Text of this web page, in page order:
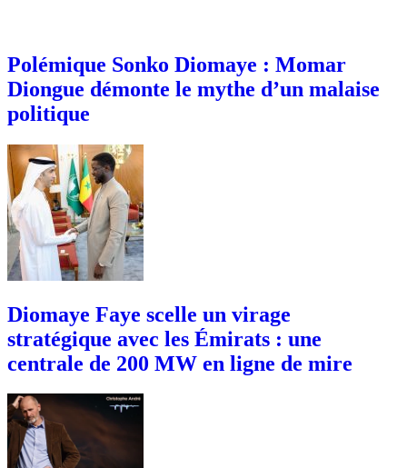
Polémique Sonko Diomaye : Momar
Diongue démonte le mythe d’un malaise
politique
Diomaye Faye scelle un virage
stratégique avec les Émirats : une
centrale de 200 MW en ligne de mire